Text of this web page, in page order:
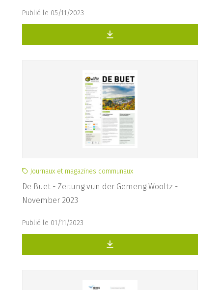
Publié le 05/11/2023
Journaux et magazines communaux
De Buet - Zeitung vun der Gemeng Wooltz -
November 2023
Publié le 01/11/2023